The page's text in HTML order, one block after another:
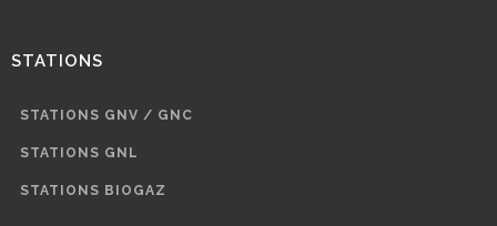
STATIONS
STATIONS GNV / GNC
STATIONS GNL
STATIONS BIOGAZ